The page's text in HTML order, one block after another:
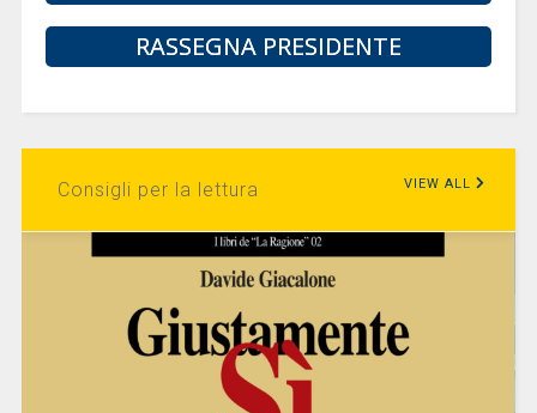
RASSEGNA PRESIDENTE
Consigli per la lettura VIEW ALL